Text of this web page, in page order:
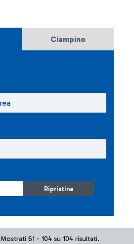
Ciampino
Ripristina
Mostrati 61 - 104 su 104 risultati.